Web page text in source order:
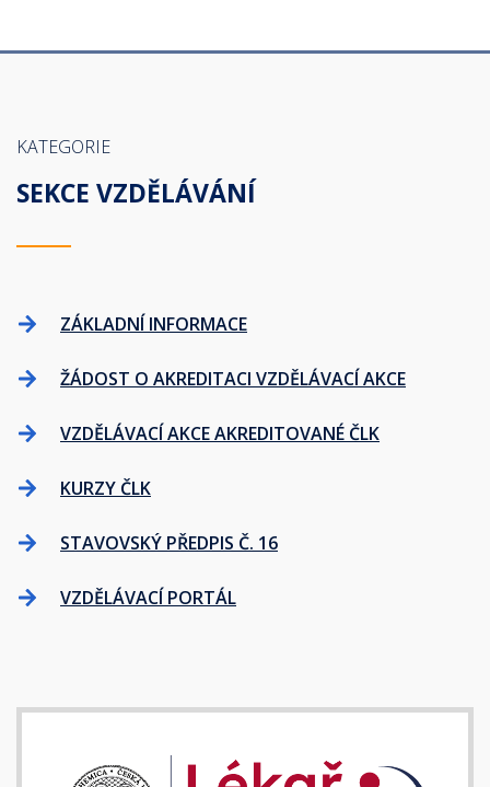
KATEGORIE
SEKCE VZDĚLÁVÁNÍ
ZÁKLADNÍ INFORMACE
ŽÁDOST O AKREDITACI VZDĚLÁVACÍ AKCE
VZDĚLÁVACÍ AKCE AKREDITOVANÉ ČLK
KURZY ČLK
STAVOVSKÝ PŘEDPIS Č. 16
VZDĚLÁVACÍ PORTÁL